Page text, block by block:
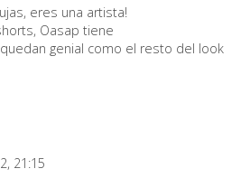
eres una artista!
Oasap tiene
genial como el resto del look
21:15